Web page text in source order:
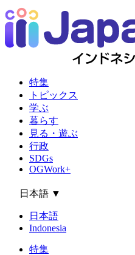
特集
トピックス
学ぶ
暮らす
見る・遊ぶ
行政
SDGs
OGWork+
日本語 ▼
日本語
Indonesia
特集